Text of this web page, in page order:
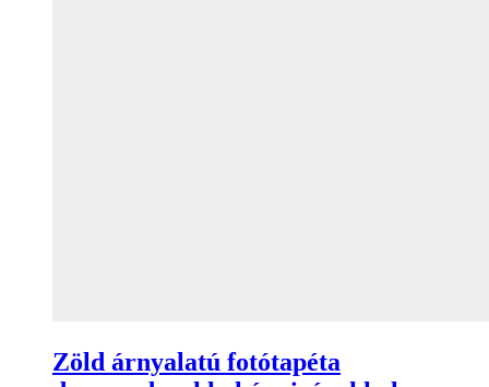
Zöld árnyalatú fotótapéta